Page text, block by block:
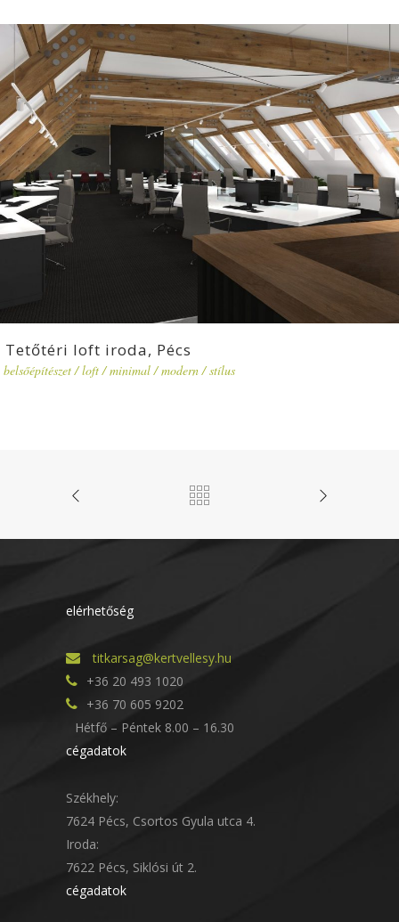
Tetőtéri loft iroda, Pécs
belsőépítészet/loft/minimal/modern/stílus
elérhetőség
titkarsag@kertvellesy.hu
+36 20 493 1020
+36 70 605 9202
Hétfő – Péntek 8.00 – 16.30
cégadatok
Székhely:
7624 Pécs, Csortos Gyula utca 4.
Iroda:
7622 Pécs, Siklósi út 2.
cégadatok